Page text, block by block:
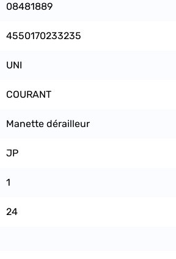
08481889
4550170233235
UNI
COURANT
Manette dérailleur
JP
1
24